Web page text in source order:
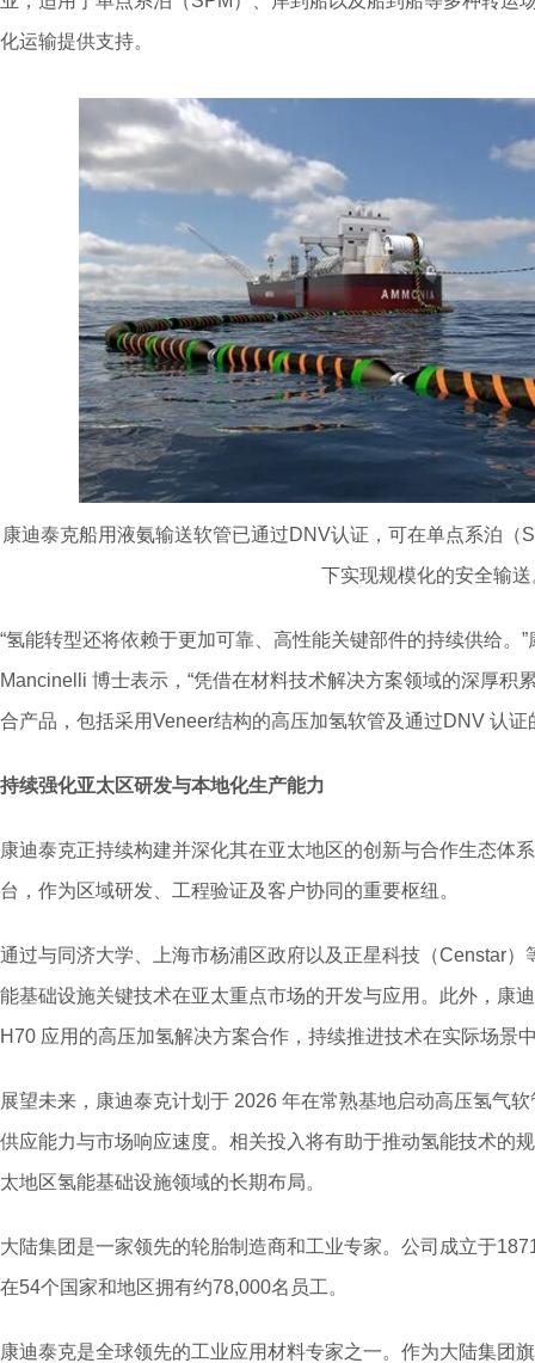
化运输提供支持。
康迪泰克船用液氨输送软管已通过DNV认证，可在单点系泊（
下实现规模化的安全输送
“氢能转型还将依赖于更加可靠、高性能关键部件的持续供给。
Mancinelli 博士表示，“凭借在材料技术解决方案领域的深厚积
合产品，包括采用Veneer结构的高压加氢软管及通过DNV 认证
持续强化亚太区研发与本地化生产能力
康迪泰克正持续构建并深化其在亚太地区的创新与合作生态体
台，作为区域研发、工程验证及客户协同的重要枢纽。
通过与同济大学、上海市杨浦区政府以及正星科技（Censtar
能基础设施关键技术在亚太重点市场的开发与应用。此外，康
H70 应用的高压加氢解决方案合作，持续推进技术在实际场景
展望未来，康迪泰克计划于 2026 年在常熟基地启动高压氢气
供应能力与市场响应速度。相关投入将有助于推动氢能技术的
太地区氢能基础设施领域的长期布局。
大陆集团是一家领先的轮胎制造商和工业专家。公司成立于
在54个国家和地区拥有约78,000名员工。
康迪泰克是全球领先的工业应用材料专家之一。作为大陆集团